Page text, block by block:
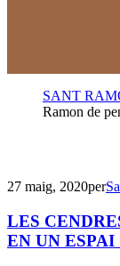
SANT
Ramon de
27 maig, 2020per
LES
EN UN ESPAI